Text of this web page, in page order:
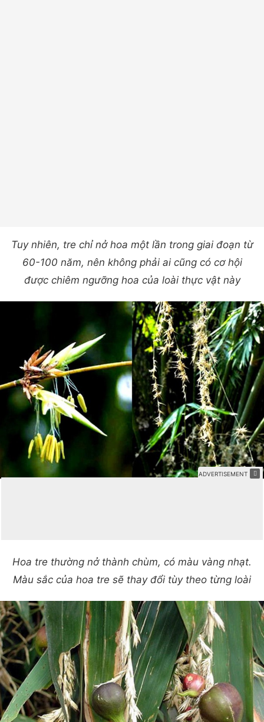
Tuy nhiên, tre chỉ nở hoa một lần trong giai đoạn từ
60-100 năm, nên không phải ai cũng có cơ hội
được chiêm ngưỡng hoa của loài thực vật này
Hoa tre thường nở thành chùm, có màu vàng nhạt.
Màu sắc của hoa tre sẽ thay đổi tùy theo từng loài